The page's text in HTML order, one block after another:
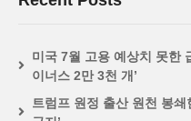
미국 7월 고용 예상치 못한
이너스 2만 3천 개’
트럼프 원정 출산 원천 봉쇄